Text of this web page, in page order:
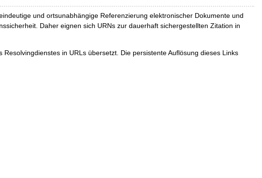
und ortsunabhängige Referenzierung elektronischer Dokumente und
Daher eignen sich URNs zur dauerhaft sichergestellten Zitation in
in URLs übersetzt. Die persistente Auflösung dieses Links